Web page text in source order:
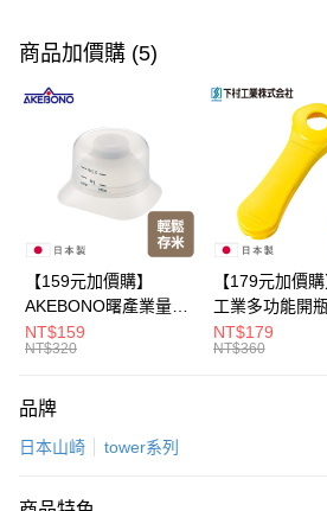
信用卡一次付款
LINE Pay
Apple Pay
悠遊付
全盈+PAY
大哥付你分期
相關說明
2.付款方式選擇「大哥付你分期」，訂單成立
成交易。
4.訂單成立30分鐘內，如未前往確認交易或遇
運送方式
商品加價購 (5)
【159元加價購】
AKEBONO曙產業量米
杯漏斗組(白)/量米杯/
米桶/量米用具/任二件8
NT$159
NT$320
【179元加價
工業多功能開瓶
瓶器/餐廚用品/
具/任二件8折
NT$179
NT$360
品牌
日本山崎 tower系列